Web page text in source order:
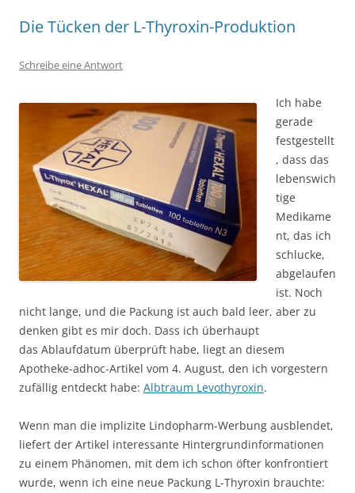
Die Tücken der L-Thyroxin-Produktion
Schreibe eine Antwort
Ich habe
gerade
festgestellt
, dass das
lebenswich
tige
Medikame
nt, das ich
schlucke,
abgelaufen
ist. Noch
nicht lange, und die Packung ist auch bald leer, aber zu
denken gibt es mir doch. Dass ich überhaupt
das Ablaufdatum überprüft habe, liegt an diesem
Apotheke-adhoc-Artikel vom 4. August, den ich vorgestern
zufällig entdeckt habe: Albtraum Levothyroxin.
Wenn man die implizite Lindopharm-Werbung ausblendet,
liefert der Artikel interessante Hintergrundinformationen
zu einem Phänomen, mit dem ich schon öfter konfrontiert
wurde, wenn ich eine neue Packung L-Thyroxin brauchte: